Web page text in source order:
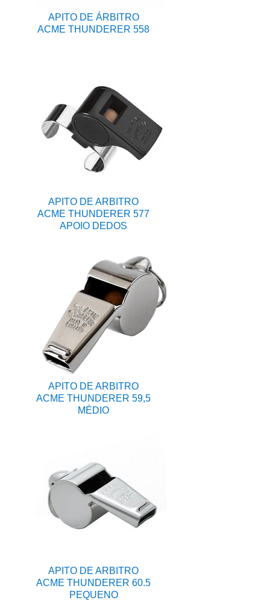
APITO DE ÁRBITRO
ACME THUNDERER 558
APITO DE ARBITRO
ACME THUNDERER 577
APOIO DEDOS
APITO DE ARBITRO
ACME THUNDERER 59,5
MÉDIO
APITO DE ARBITRO
ACME THUNDERER 60.5
PEQUENO